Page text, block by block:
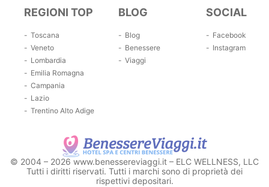
REGIONI TOP
Toscana
Veneto
Lombardia
Emilia Romagna
Campania
Lazio
Trentino Alto Adige
BLOG
Blog
Benessere
Viaggi
SOCIAL
Facebook
Instagram
© 2004 – 2026 www.benessereviaggi.it – ELC WELLNESS, LLC
Tutti i diritti riservati. Tutti i marchi sono di proprietà dei
rispettivi depositari.